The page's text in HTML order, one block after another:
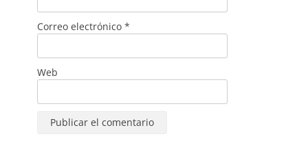
Correo electrónico *
Web